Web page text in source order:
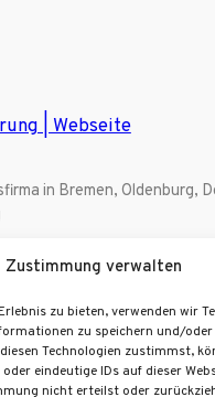
Zustimmung verwalten
zu bieten, verwenden wir
zu speichern und/
Technologien zustimmst,
eindeutige IDs auf dieser
nicht erteilst oder
| Webseite
in Bremen, Oldenburg,
Datenschutz
Datenschutzerklärung
Allgemeine
Kontakt